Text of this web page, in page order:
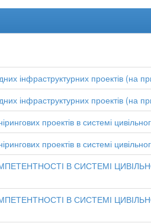
інфраструктурних проектів (на
інфраструктурних проектів (на
проектів в системі
проектів в системі
В СИСТЕМІ
В СИСТЕМІ